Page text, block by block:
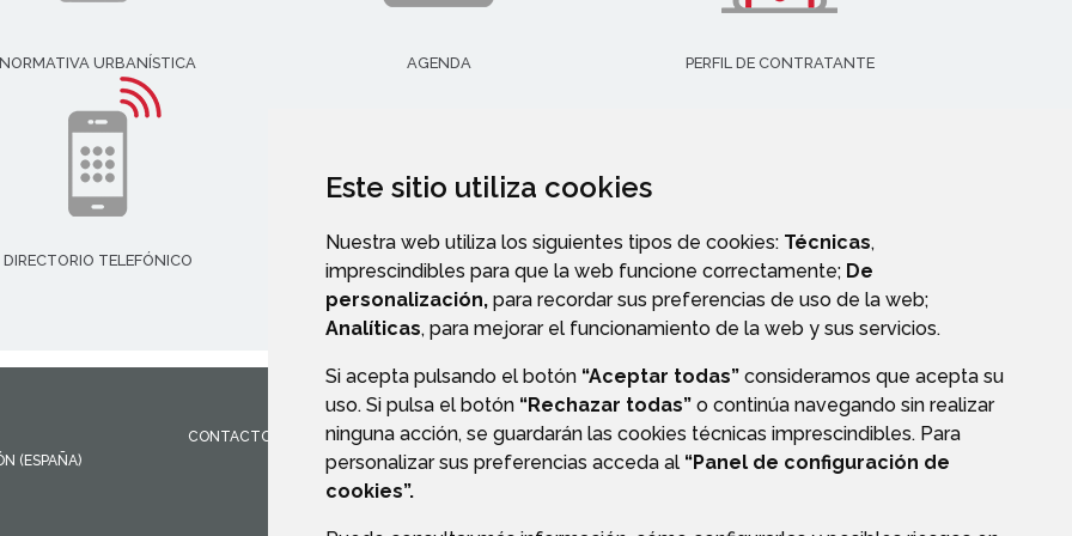
Este sitio utiliza cookies
Nuestra web utiliza los siguientes tipos de cookies: Técnicas,
imprescindibles para que la web funcione correctamente; De
personalización, para recordar sus preferencias de uso de la web;
Analíticas, para mejorar el funcionamiento de la web y sus servicios.
Si acepta pulsando el botón “Aceptar todas” consideramos que acepta su
uso. Si pulsa el botón “Rechazar todas” o continúa navegando sin realizar
ninguna acción, se guardarán las cookies técnicas imprescindibles. Para
personalizar sus preferencias acceda al “Panel de configuración de
cookies”.
NORMATIVA URBANÍSTICA AGENDA PERFIL DE CONTRATANTE
DIRECTORIO TELEFÓNICO
(ESPAÑA)
CONTACTO MAPA WEB AVISO LEGAL PROTECCIÓN DE DATOS ACCESIBILIDAD POLÍTICA DE COOKIES